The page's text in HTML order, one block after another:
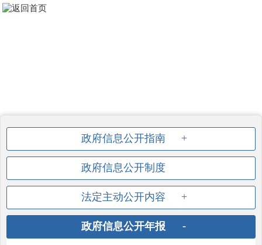
政府信息公开指南
政府信息公开制度
法定主动公开内容
政府信息公开年报